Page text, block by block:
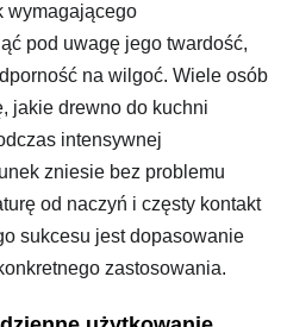
wymagającego
pod uwagę jego twardość,
na wilgoć. Wiele osób
jakie drewno do kuchni
intensywnej
zniesie bez problemu
od naczyń i częsty kontakt
sukcesu jest dopasowanie
zastosowania.